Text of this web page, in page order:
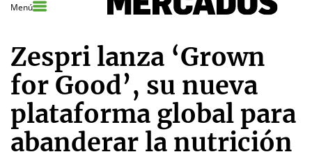
Menú
Zespri lanza ‘Grown
for Good’, su nueva
plataforma global para
abanderar la nutrición